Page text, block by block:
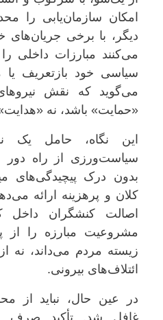
امکان سازمان‌یابی را
دیگر، با برخی جریان‌های
می‌کنند مبارزات داخلی را
سیاسی خود بازتعریف یا
می‌گوید که نقش نیروهای
«حمایت» باشد، نه «هدایت»
این نگاه، حامل یک
سیاست‌ورزی از راه دور
بدون درک پیچیدگی‌های
کلان و پرهزینه ارائه
اصالت کنشگران داخل
مشروعیت مبارزه را از
زیسته مردم می‌داند، نه از
ائتلاف‌های بیرونی.
در عین حال، نباید از